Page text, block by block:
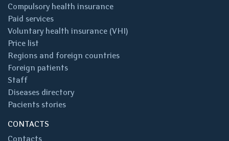
Compulsory health insurance
Paid services
Voluntary health insurance (VHI)
Price list
Regions and foreign countries
Foreign patients
Staff
Diseases directory
Pacients stories
CONTACTS
Contacts